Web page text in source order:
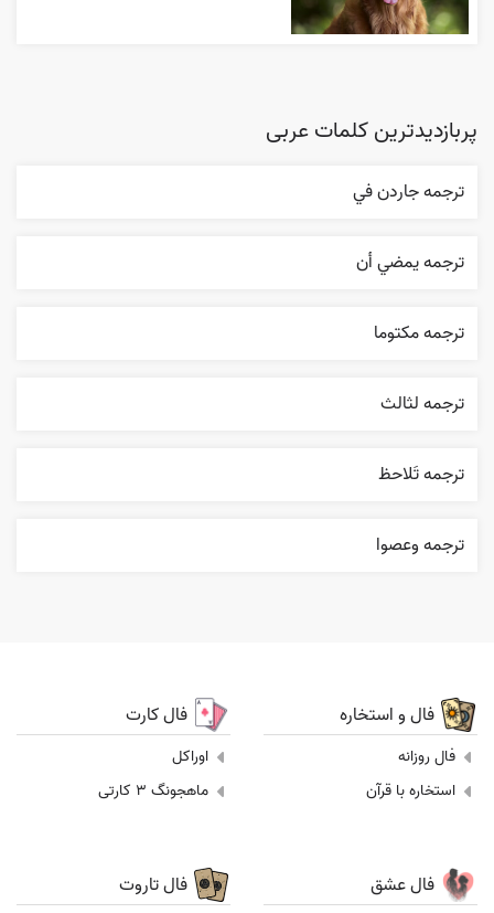
پربازدیدترین کلمات عربی
ترجمه جاردن في
ترجمه يمضي أن
ترجمه مکتوما
ترجمه لثالث
ترجمه تَلاحظ
ترجمه وعصوا
فال و استخاره
فال روزانه
استخاره با قرآن
فال کارت
اوراکل
ماهجونگ 3 کارتی
فال عشق فال تاروت